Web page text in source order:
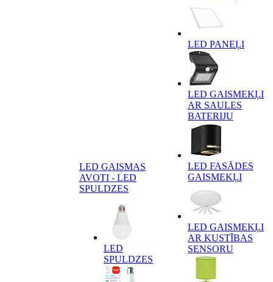
LED GAISMAS
AVOTI - LED
SPULDZES
LED
SPULDZES
LED PANEĻI
LED GAISMEKĻI
AR SAULES
BATERIJU
LED FASĀDES
GAISMEKĻI
LED GAISMEKĻI
AR KUSTĪBAS
SENSORU